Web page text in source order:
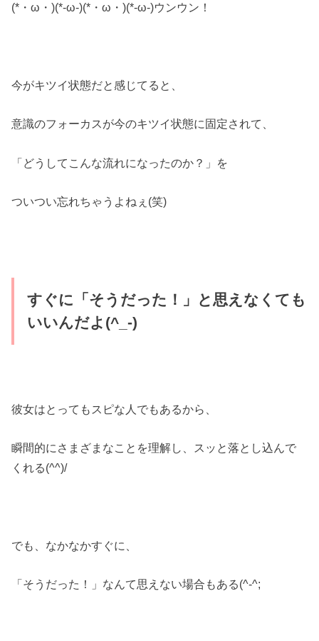
(*・ω・)(*-ω-)(*・ω・)(*-ω-)ウンウン！
今がキツイ状態だと感じてると、
意識のフォーカスが今のキツイ状態に固定されて、
「どうしてこんな流れになったのか？」を
ついつい忘れちゃうよねぇ(笑)
すぐに「そうだった！」と思えなくても
いいんだよ(^_-)
彼女はとってもスピな人でもあるから、
瞬間的にさまざまなことを理解し、スッと落とし込んで
くれる(^^)/
でも、なかなかすぐに、
「そうだった！」なんて思えない場合もある(^-^;